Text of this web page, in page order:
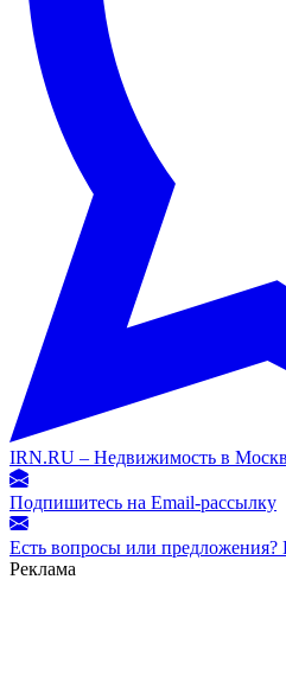
IRN.RU – Недвижимость в
Подпишитесь на Email-рассылку
Есть вопросы или
Реклама